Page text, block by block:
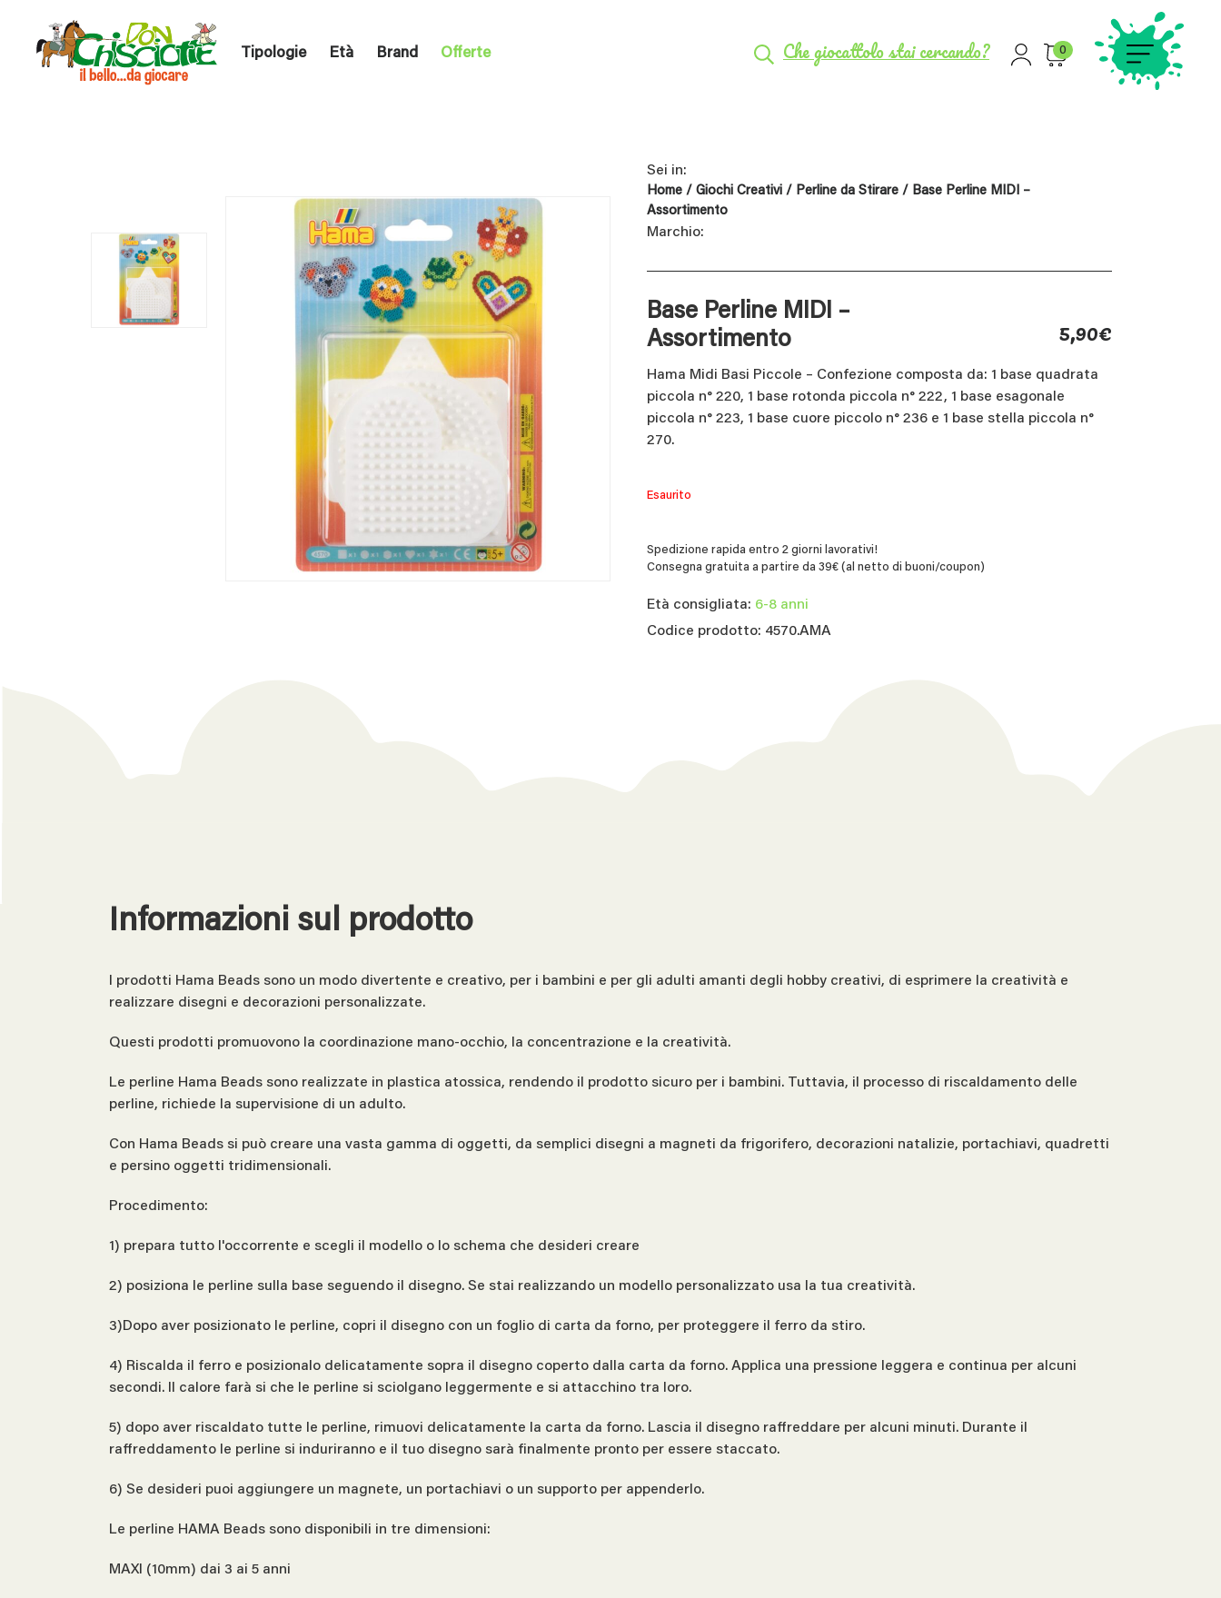
Tipologie Età Brand Offerte Che giocattolo stai cercando? 0
Sei in:
Home / Giochi Creativi / Perline da Stirare / Base Perline MIDI –
Assortimento
Marchio:
Base Perline MIDI –
Assortimento
5,90€
Hama Midi Basi Piccole – Confezione composta da: 1 base quadrata
piccola n° 220, 1 base rotonda piccola n° 222, 1 base esagonale
piccola n° 223, 1 base cuore piccolo n° 236 e 1 base stella piccola n°
270.
Esaurito
Spedizione rapida entro 2 giorni lavorativi!
Consegna gratuita a partire da 39€ (al netto di buoni/coupon)
Età consigliata: 6-8 anni
Codice prodotto: 4570.AMA
Informazioni sul prodotto
I prodotti Hama Beads sono un modo divertente e creativo, per i bambini e per gli adulti amanti degli hobby creativi, di esprimere la creatività e
realizzare disegni e decorazioni personalizzate.
Questi prodotti promuovono la coordinazione mano-occhio, la concentrazione e la creatività.
Le perline Hama Beads sono realizzate in plastica atossica, rendendo il prodotto sicuro per i bambini. Tuttavia, il processo di riscaldamento delle
perline, richiede la supervisione di un adulto.
Con Hama Beads si può creare una vasta gamma di oggetti, da semplici disegni a magneti da frigorifero, decorazioni natalizie, portachiavi, quadretti
e persino oggetti tridimensionali.
Procedimento:
1) prepara tutto l'occorrente e scegli il modello o lo schema che desideri creare
2) posiziona le perline sulla base seguendo il disegno. Se stai realizzando un modello personalizzato usa la tua creatività.
3)Dopo aver posizionato le perline, copri il disegno con un foglio di carta da forno, per proteggere il ferro da stiro.
4) Riscalda il ferro e posizionalo delicatamente sopra il disegno coperto dalla carta da forno. Applica una pressione leggera e continua per alcuni
secondi. Il calore farà si che le perline si sciolgano leggermente e si attacchino tra loro.
5) dopo aver riscaldato tutte le perline, rimuovi delicatamente la carta da forno. Lascia il disegno raffreddare per alcuni minuti. Durante il
raffreddamento le perline si induriranno e il tuo disegno sarà finalmente pronto per essere staccato.
6) Se desideri puoi aggiungere un magnete, un portachiavi o un supporto per appenderlo.
Le perline HAMA Beads sono disponibili in tre dimensioni:
MAXI (10mm) dai 3 ai 5 anni